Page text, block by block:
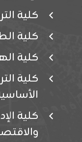
كلية
كلية
كلية
كلية
كلية